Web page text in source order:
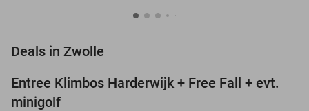
Deals in Zwolle
30%
Entree Klimbos Harderwijk + Free Fall + evt.
minigolf